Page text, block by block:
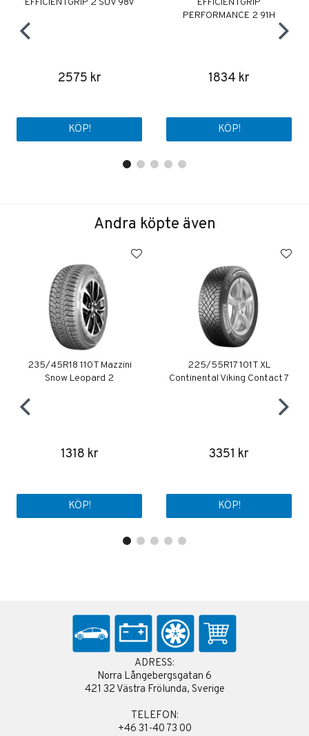
2575 kr
KÖP!
PERFORMANCE 2 91H
1834 kr
KÖP!
Andra köpte även
235/45R18 110T Mazzini
Snow Leopard 2
1318 kr
KÖP!
225/55R17 101T XL
Continental Viking Contact 7
3351 kr
KÖP!
ADRESS:
Norra Långebergsgatan 6
421 32 Västra Frölunda, Sverige
TELEFON:
+46 31-40 73 00